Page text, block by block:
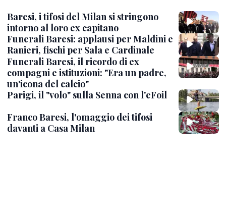
Baresi, i tifosi del Milan si stringono
intorno al loro ex capitano
Funerali Baresi: applausi per Maldini e
Ranieri, fischi per Sala e Cardinale
Funerali Baresi, il ricordo di ex
compagni e istituzioni: "Era un padre,
un'icona del calcio"
Parigi, il "volo" sulla Senna con l'eFoil
Franco Baresi, l'omaggio dei tifosi
davanti a Casa Milan